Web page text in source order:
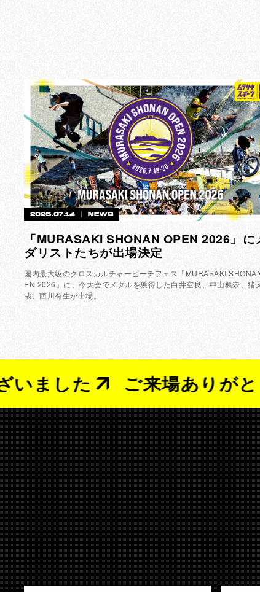
2026.07.14 NEWS
「MURASAKI SHONAN OPEN 2026」に
ダリストたちが出場決定
国内最大級のクロスカルチャービーチフェス「MURASAKI
EN 2026」に、今大会でメダルを獲得した白井空良、中山楓奈、猪
哉、西川有生が出場。
た ご来場ありがとうござ